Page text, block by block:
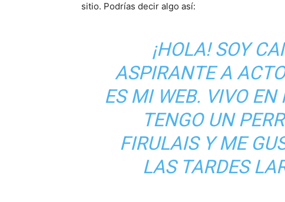
sitio. Podrías decir algo así:
¡HOLA! SOY
ASPIRANTE A
ES MI WEB. VIVO EN
TENGO UN
FIRULAIS Y ME
LAS TARDES